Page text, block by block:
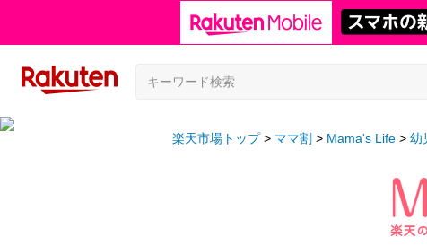
楽天市場トップ ママ割 Mama's Life 幼